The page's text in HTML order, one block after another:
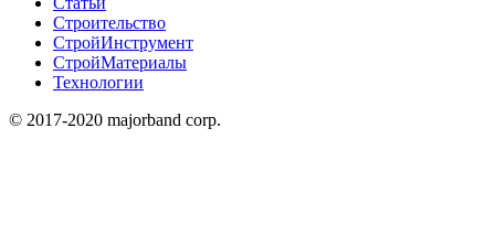
Строительство
СтройИнструмент
СтройМатериалы
Технологии
© 2017-2020 majorband corp.